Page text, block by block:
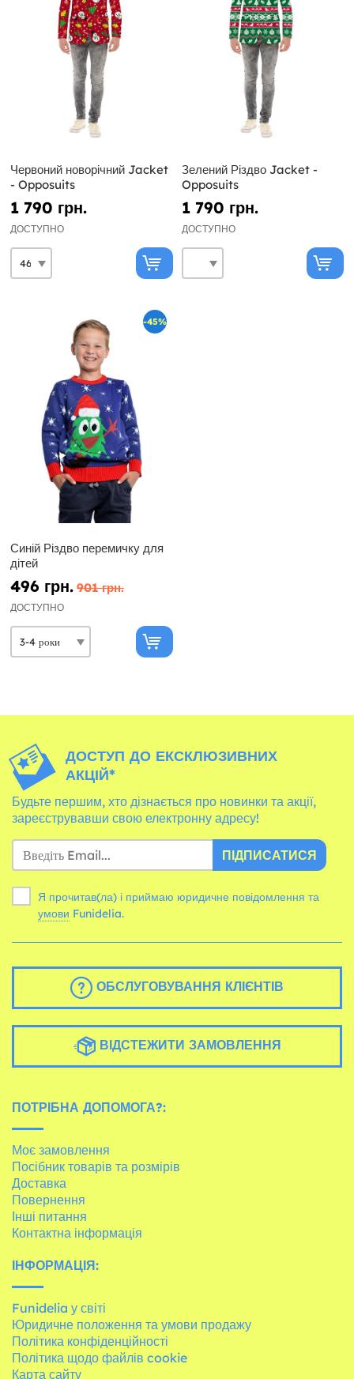
Червоний новорічний Jacket
- Opposuits
1 790 грн.
ДОСТУПНО
Зелений Різдво Jacket -
Opposuits
1 790 грн.
ДОСТУПНО
-45%
Синій Різдво перемичку для
дітей
496 грн. 901 грн.
ДОСТУПНО
ДОСТУП ДО ЕКСКЛЮЗИВНИХ
АКЦІЙ*
Будьте першим, хто дізнається про новинки та акції,
зареєструвавши свою електронну адресу!
ПІДПИСАТИСЯ
Я прочитав(ла) і приймаю юридичне повідомлення та
умови Funidelia.
ОБСЛУГОВУВАННЯ КЛІЄНТІВ
ВІДСТЕЖИТИ ЗАМОВЛЕННЯ
ПОТРІБНА ДОПОМОГА?:
Моє замовлення
Посібник товарів та розмірів
Доставка
Повернення
Інші питання
Контактна інформація
ІНФОРМАЦІЯ:
Funidelia у світі
Юридичне положення та умови продажу
Політика конфіденційності
Політика щодо файлів cookie
Карта сайту